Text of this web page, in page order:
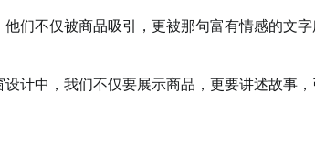
们不仅被商品吸引，更被那句富有情感的文
计中，我们不仅要展示商品，更要讲述故事，